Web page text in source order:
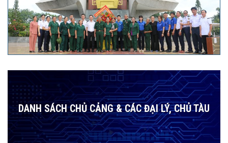
DANH SÁCH CHỦ CẢNG & CÁC ĐẠI LÝ, CHỦ TÀU